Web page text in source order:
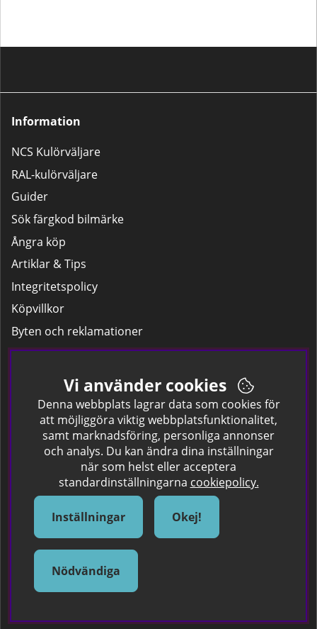
Information
NCS Kulörväljare
RAL-kulörväljare
Guider
Sök färgkod bilmärke
Ångra köp
Artiklar & Tips
Integritetspolicy
Köpvillkor
Byten och reklamationer
Leverans
Hitta färgkoden på bilen.
Företagskund
Om oss
Om Spraycan
IKEA Färger
Sök Säkerhetsdatablad
Samarbete / Dyhrs Garage
Vi använder cookies
Denna webbplats lagrar data som cookies för
att möjliggöra viktig webbplatsfunktionalitet,
samt marknadsföring, personliga annonser
och analys. Du kan ändra dina inställningar
när som helst eller acceptera
standardinställningarna cookiepolicy.
Inställningar Okej!
Nödvändiga